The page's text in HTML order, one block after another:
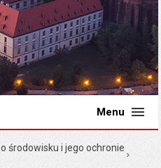
Menu
środowisku i jego ochronie